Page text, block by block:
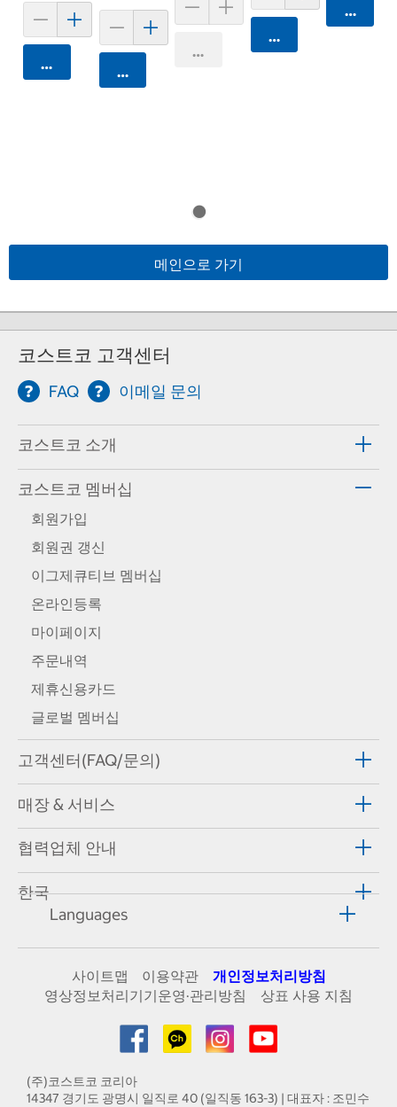
카트에 담기 카트에 담기
카트에 담기
카트에 담기
카트에
메인으로 가기
코스트코 고객센터
FAQ 이메일 문의
코스트코 소개
코스트코 멤버십
회원가입
회원권 갱신
이그제큐티브 멤버십
온라인등록
마이페이지
주문내역
제휴신용카드
글로벌 멤버십
고객센터(FAQ/문의)
매장 & 서비스
협력업체 안내
한국
Languages
사이트맵 이용약관
개인정보처리방침
영상정보처리기기운영·관리방침
상표 사용 지침
(주)코스트코 코리아
14347 경기도 광명시 일직로 40 (일직동 163-3) | 대표자 : 조민수